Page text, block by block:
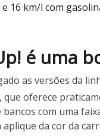
16 km/l com
é uma
as versões da
que oferece
com uma
da cor da